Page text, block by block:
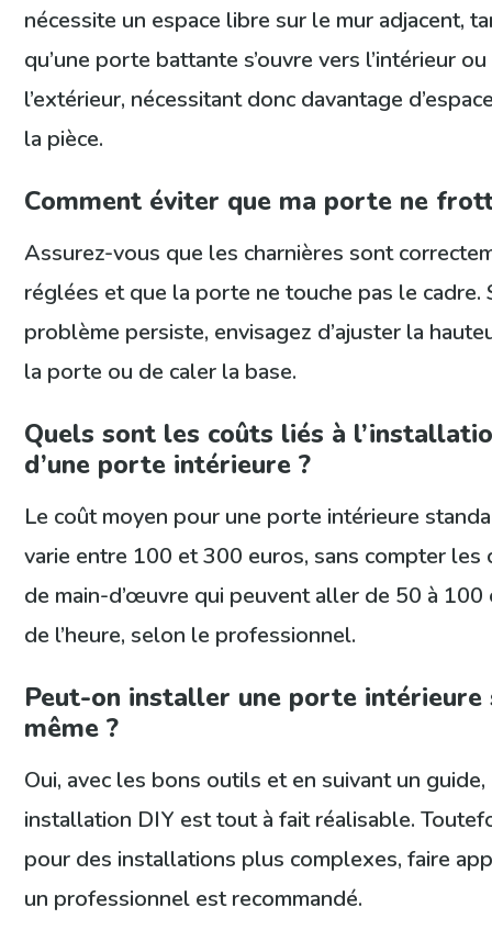
nécessite un espace libre sur le mur adjacent,
qu’une porte battante s’ouvre vers l’intérieur ou
l’extérieur, nécessitant donc davantage
la pièce.
Comment éviter que ma porte ne
Assurez-vous que les charnières sont
réglées et que la porte ne touche pas le cadre.
problème persiste, envisagez d’ajuster la
la porte ou de caler la base.
Quels sont les coûts liés à
d’une porte intérieure ?
Le coût moyen pour une porte intérieure
varie entre 100 et 300 euros, sans compter les
de main-d’œuvre qui peuvent aller de 50 à 100
de l’heure, selon le professionnel.
Peut-on installer une porte intérieure
même ?
Oui, avec les bons outils et en suivant un guide,
installation DIY est tout à fait réalisable.
pour des installations plus complexes, faire
un professionnel est recommandé.